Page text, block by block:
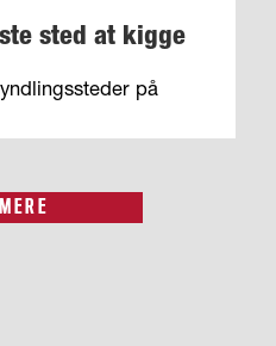
sted at kigge
på